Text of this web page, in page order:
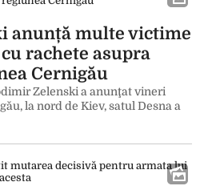
anunță multe victime
rachete asupra
Cernigău
Zelenski a anunţat vineri
la nord de Kiev, satul Desna a